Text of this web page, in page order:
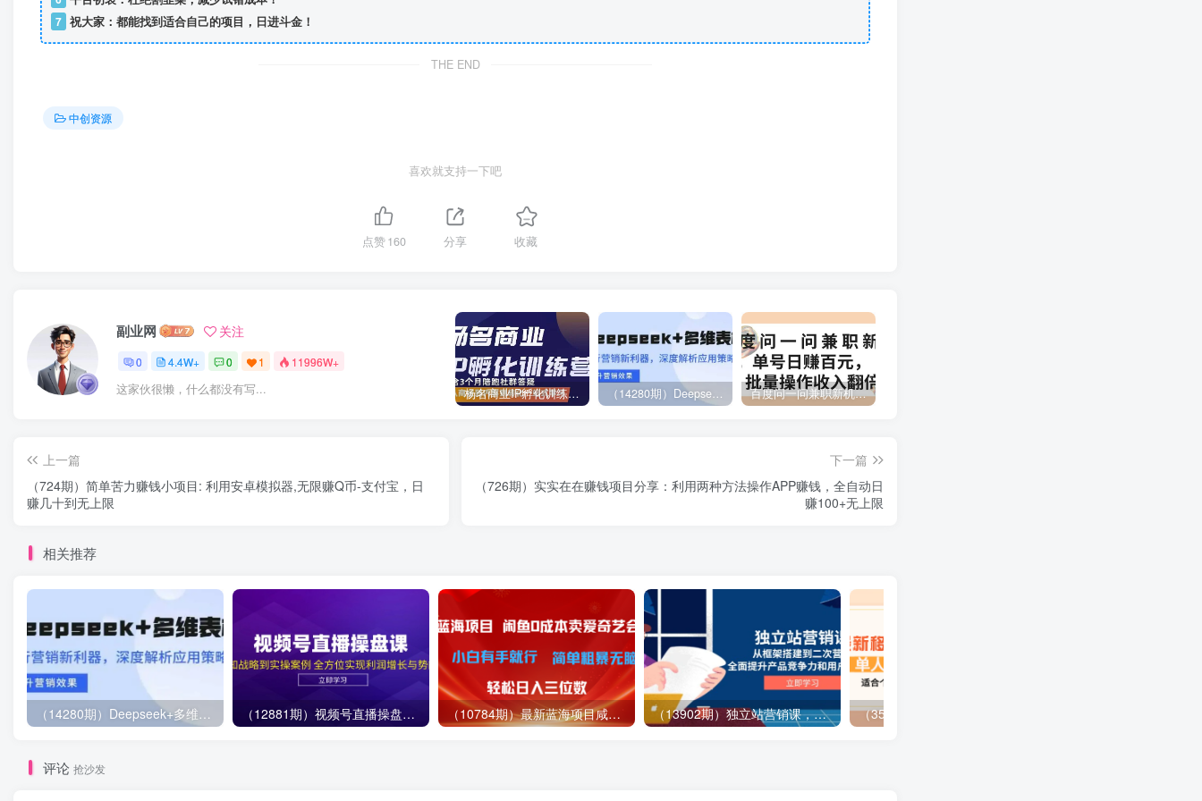
7 祝大家：都能找到适合自己的项目，日进斗金！
THE END
中创资源
喜欢就支持一下吧
点赞160 分享 收藏
副业网 关注
0 4.4W+ 0 1 11996W+
这家伙很懒，什么都没有写... 杨名商业IP孵化训练营，从商业到内容到转化一站式学 价值5980元 （14280期）Deepseek+多维表格，银行营销新利器，深度解析应用策略，提升营销效果 百度问一问兼职新机遇，单号日赚百元，批量操作收入翻倍
上一篇
（724期）简单苦力赚钱小项目: 利用安卓模拟器,无限赚Q币-支付宝，日
赚几十到无上限
下一篇
（726期）实实在在赚钱项目分享：利用两种方法操作APP赚钱，全自动日
赚100+无上限
相关推荐
（14280期）Deepseek+多维表格，银行营销新利器，深度解析应用策略，提升营销效果 （12881期）视频号直播操盘课，从认知战略到实操案例 全方位实现利润增长与势能提升 （10784期）最新蓝海项目咸鱼零成本卖爱奇艺会员小白有手就行 无脑操作轻松日入三位数 （13902期）独立站营销课，从框架搭建到二次营销，全面提升产品竞争力和用户忠诚度
评论 抢沙发